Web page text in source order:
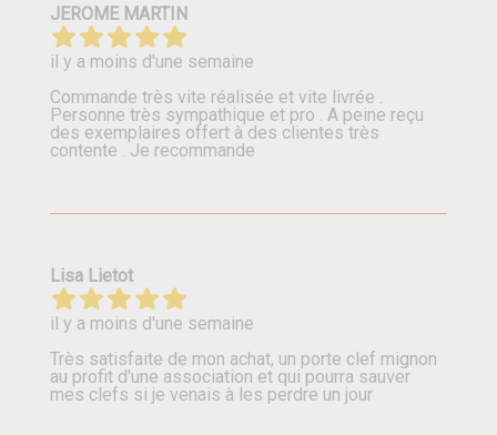
JEROME MARTIN
il y a moins d'une semaine
Commande très vite réalisée et vite livrée .
Personne très sympathique et pro . A peine reçu
des exemplaires offert à des clientes très
contente . Je recommande
Lisa Lietot
il y a moins d'une semaine
Très satisfaite de mon achat, un porte clef mignon
au profit d'une association et qui pourra sauver
mes clefs si je venais à les perdre un jour